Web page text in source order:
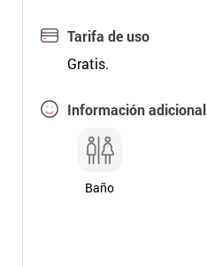
Tarifa de uso
Gratis.
Información adicional
Baño